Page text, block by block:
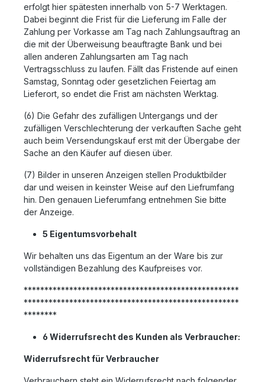
erfolgt hier spätesten innerhalb von 5-7 Werktagen.
Dabei beginnt die Frist für die Lieferung im Falle der
Zahlung per Vorkasse am Tag nach Zahlungsauftrag an
die mit der Überweisung beauftragte Bank und bei
allen anderen Zahlungsarten am Tag nach
Vertragsschluss zu laufen. Fällt das Fristende auf einen
Samstag, Sonntag oder gesetzlichen Feiertag am
Lieferort, so endet die Frist am nächsten Werktag.
(6) Die Gefahr des zufälligen Untergangs und der
zufälligen Verschlechterung der verkauften Sache geht
auch beim Versendungskauf erst mit der Übergabe der
Sache an den Käufer auf diesen über.
(7) Bilder in unseren Anzeigen stellen Produktbilder
dar und weisen in keinster Weise auf den Liefrumfang
hin. Den genauen Lieferumfang entnehmen Sie bitte
der Anzeige.
5 Eigentumsvorbehalt
Wir behalten uns das Eigentum an der Ware bis zur
vollständigen Bezahlung des Kaufpreises vor.
****************************************************
****************************************************
********
6 Widerrufsrecht des Kunden als Verbraucher:
Widerrufsrecht für Verbraucher